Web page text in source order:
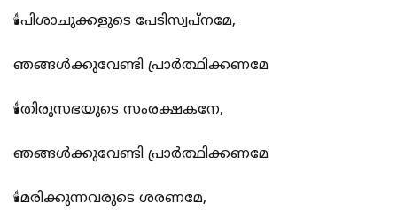
🕯️പിശാചുക്കളുടെ പേടിസ്വപ്നമേ,
ഞങ്ങൾക്കുവേണ്ടി പ്രാർത്ഥിക്കണമേ
🕯️തിരുസഭയുടെ സംരക്ഷകനേ,
ഞങ്ങൾക്കുവേണ്ടി പ്രാർത്ഥിക്കണമേ
🕯️മരിക്കുന്നവരുടെ ശരണമേ,